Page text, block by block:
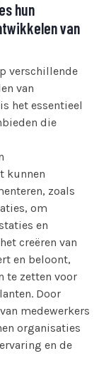
hun
van
verschillende
van
het essentieel
die
kunnen
zoals
om
en
creëren van
en beloont,
te zetten voor
Door
medewerkers
organisaties
en de